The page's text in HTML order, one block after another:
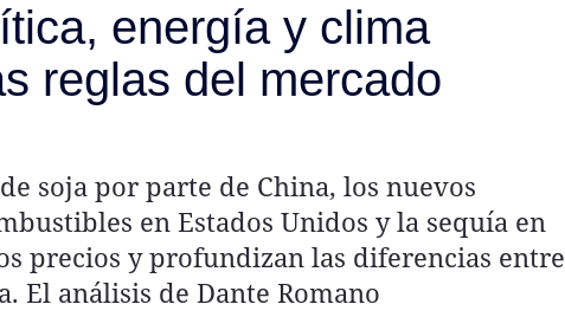
energía y clima
reglas del mercado
soja por parte de China, los nuevos
en Estados Unidos y la sequía en
precios y profundizan las diferencias entre
El análisis de Dante Romano